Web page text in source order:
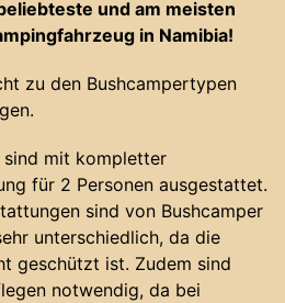
und am meisten
in Namibia!
zu den Bushcampertypen
sind mit kompletter
für 2 Personen ausgestattet.
sind von Bushcamper
unterschiedlich, da die
geschützt ist. Zudem sind
notwendig, da bei